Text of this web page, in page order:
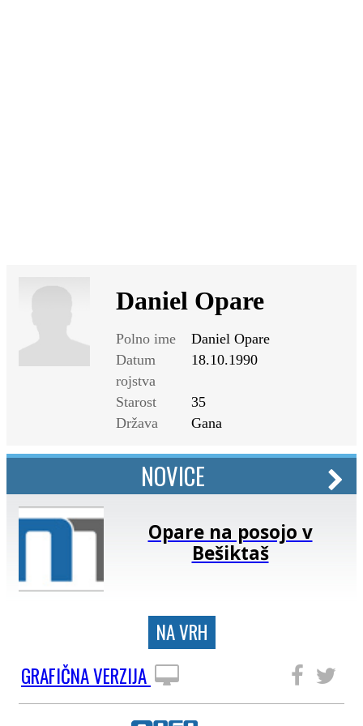
Daniel Opare
Polno ime
Daniel Opare
Datum
rojstva
18.10.1990
Starost
35
Država
Gana
NOVICE
Opare na posojo v
Bešiktaš
NA VRH
GRAFIČNA VERZIJA